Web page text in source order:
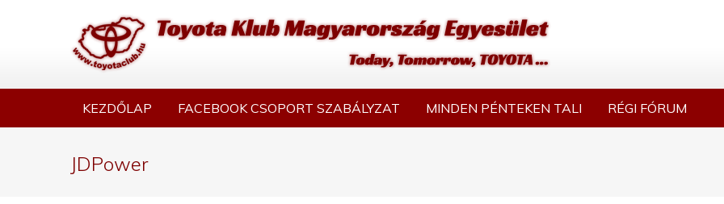
KEZDŐLAP FACEBOOK CSOPORT SZABÁLYZAT MINDEN PÉNTEKEN TALI RÉGI FÓRUM
JDPower